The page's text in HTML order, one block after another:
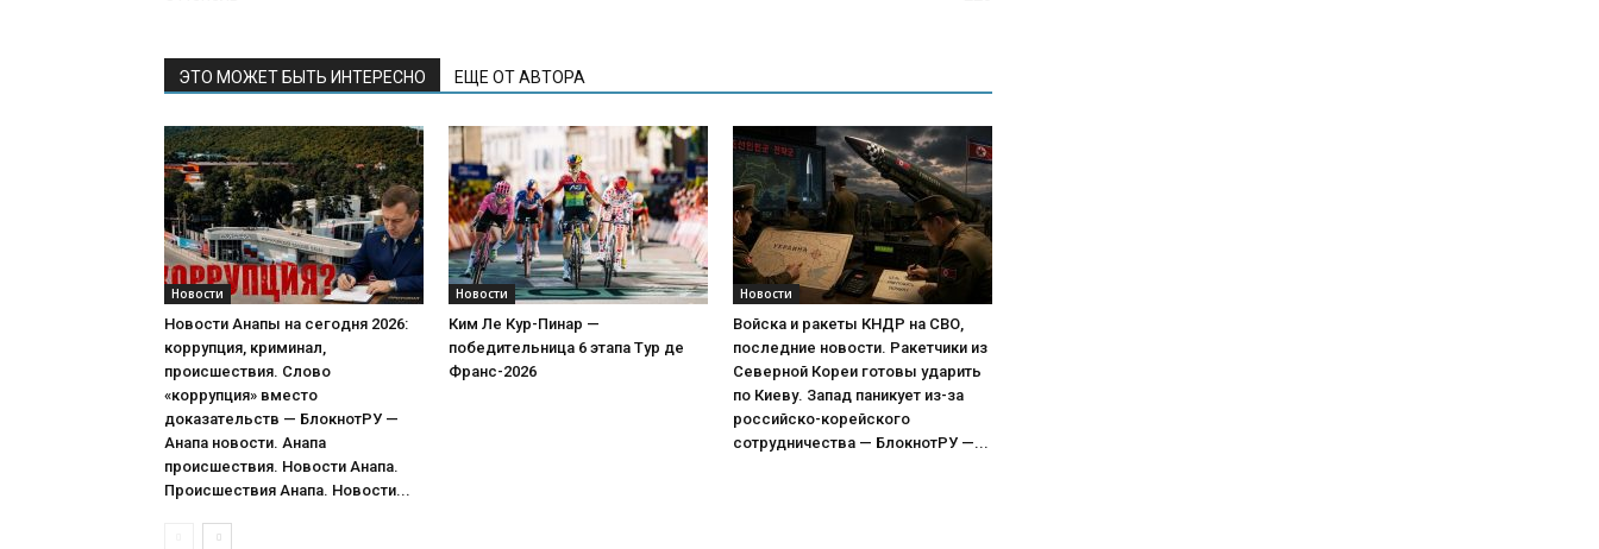
ЭТО МОЖЕТ БЫТЬ ИНТЕРЕСНО ЕЩЕ ОТ АВТОРА
Новости
Новости Анапы на сегодня 2026:
коррупция, криминал,
происшествия. Слово
«коррупция» вместо
доказательств — БлокнотРУ —
Анапа новости. Анапа
происшествия. Новости Анапа.
Происшествия Анапа. Новости...
Новости
Ким Ле Кур-Пинар —
победительница 6 этапа Тур де
Франс-2026
Новости
Войска и ракеты КНДР на СВО,
последние новости. Ракетчики из
Северной Кореи готовы ударить
по Киеву. Запад паникует из-за
российско-корейского
сотрудничества — БлокнотРУ —...